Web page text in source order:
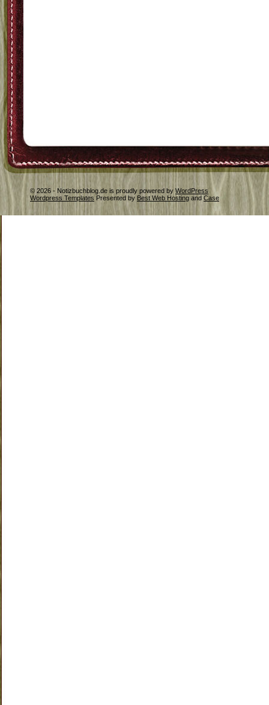
© 2026 - Notizbuchblog.de is proudly powered by WordPress
Wordpress Templates Presented by Best Web Hosting and Case